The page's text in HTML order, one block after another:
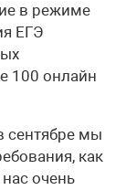
в режиме
ЕГЭ
100 онлайн
сентябре мы
как
очень